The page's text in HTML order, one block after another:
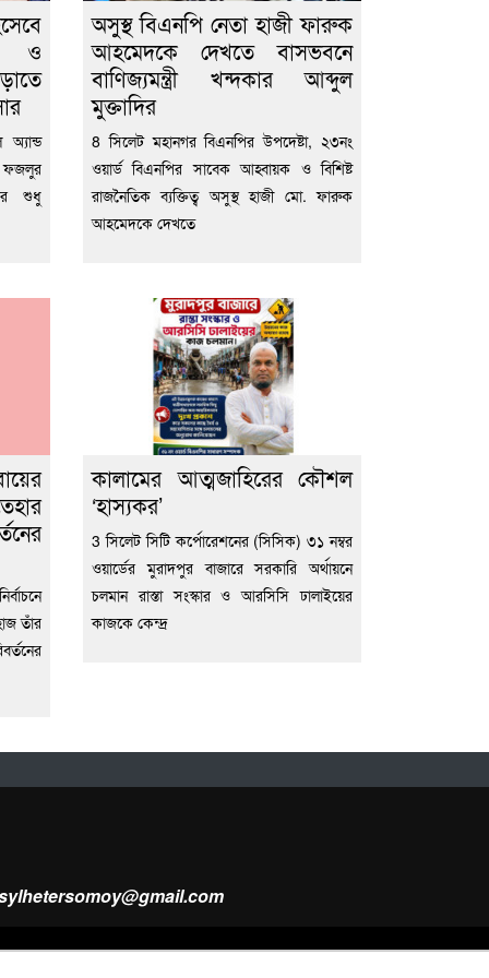
ও
ফজলুর
শুধু
অসুস্থ বিএনপি নেতা হাজী ফারুক
আহমেদকে দেখতে বাসভবনে
বাণিজ্যমন্ত্রী খন্দকার আব্দুল
মুক্তাদির
8 সিলেট মহানগর বিএনপির উপদেষ্টা, ২৩নং
ওয়ার্ড বিএনপির সাবেক আহ্বায়ক ও বিশিষ্ট
রাজনৈতিক ব্যক্তিত্ব অসুস্থ হাজী মো. ফারুক
আহমেদকে দেখতে
তাঁর
কালামের আত্মজাহিরের কৌশল
‘হাস্যকর’
3 সিলেট সিটি কর্পোরেশনের (সিসিক) ৩১ নম্বর
ওয়ার্ডের মুরাদপুর বাজারে সরকারি অর্থায়নে
চলমান রাস্তা সংস্কার ও আরসিসি ঢালাইয়ের
কাজকে কেন্দ্র
Design & Developed byWeb Nest